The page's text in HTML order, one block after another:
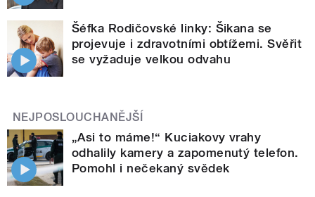
Šéfka Rodičovské linky: Šikana se
projevuje i zdravotními obtížemi. Svěřit
se vyžaduje velkou odvahu
NEJPOSLOUCHANĚJŠÍ
„Asi to máme!“ Kuciakovy vrahy
odhalily kamery a zapomenutý telefon.
Pomohl i nečekaný svědek